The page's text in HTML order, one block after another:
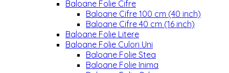
Baloane Folie Cifre
Baloane Cifre 100 cm (40 inch)
Baloane Cifre 40 cm (16 inch)
Baloane Folie Litere
Baloane Folie Culori Uni
Baloane Folie Stea
Baloane Folie Inima